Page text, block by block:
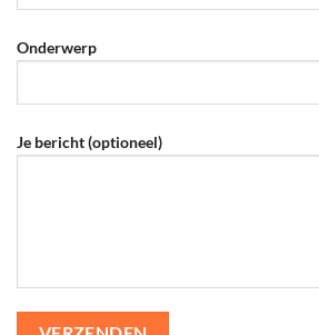
Onderwerp
Je bericht (optioneel)